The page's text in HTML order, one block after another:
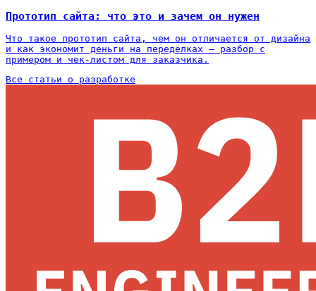
Прототип сайта: что это и зачем он нужен
Что такое прототип сайта, чем он отличается от дизайна
и как экономит деньги на переделках — разбор с
примером и чек-листом для заказчика.
Все статьи о разработке